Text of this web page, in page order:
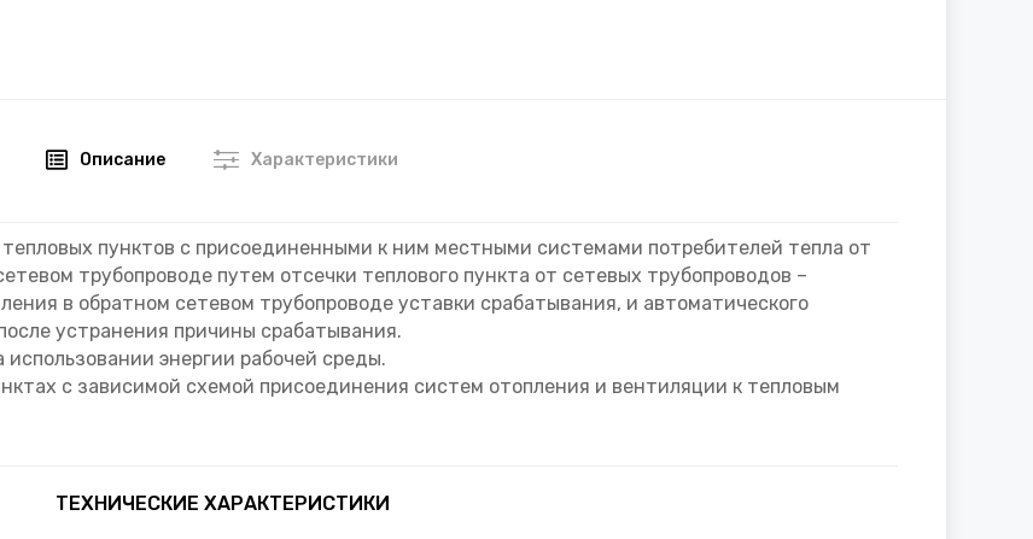
Описание Характеристики
пунктов с присоединенными к ним местными системами потребителей тепла от
трубопроводе путем отсечки теплового пункта от сетевых трубопроводов –
в обратном сетевом трубопроводе уставки срабатывания, и автоматического
устранения причины срабатывания.
энергии рабочей среды.
с зависимой схемой присоединения систем отопления и вентиляции к тепловым
ТЕХНИЧЕСКИЕ ХАРАКТЕРИСТИКИ